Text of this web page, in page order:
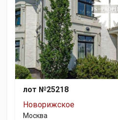
лот №25218
Новорижское
Москва